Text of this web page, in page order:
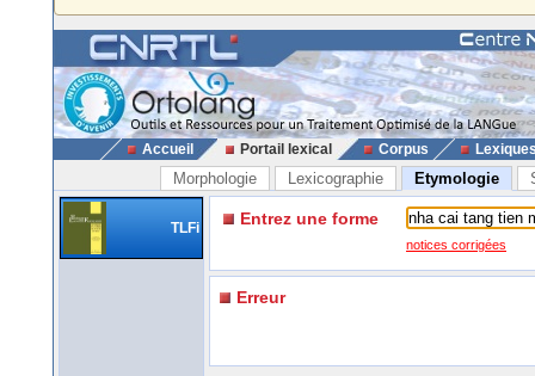
Accueil Portail lexical Corpus
Morphologie Lexicographie Etymologie
TLFi Entrez une forme
notices corrigées
Erreur